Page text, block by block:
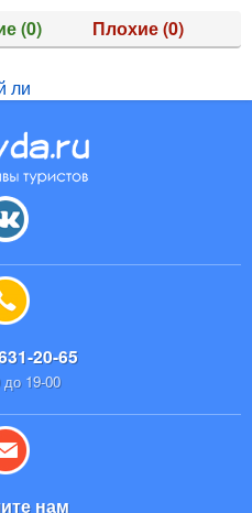
(0) Плохие(0)
ли
20-65
19-00
нам